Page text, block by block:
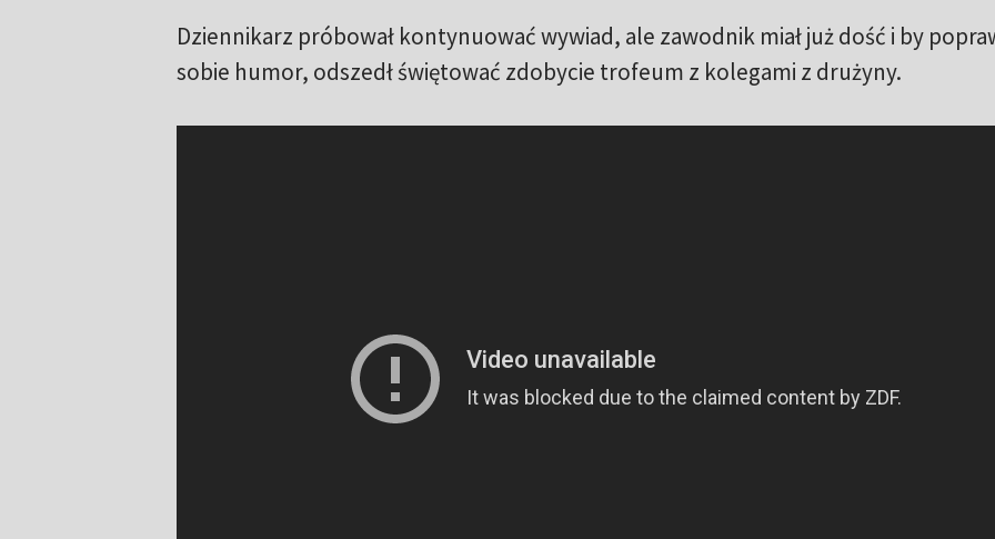
Dziennikarz próbował kontynuować wywiad, ale zawodnik miał już dość i by
sobie humor, odszedł świętować zdobycie trofeum z kolegami z drużyny.